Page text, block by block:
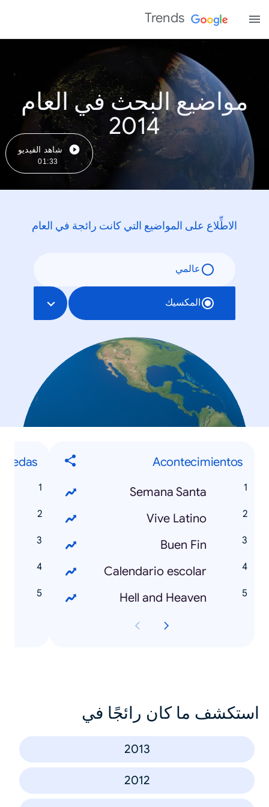
Trends
مواضيع البحث في العام
2014
شاهد الفيديو
01:33
الاطِّلاع على المواضيع التي كانت رائجة في العام
عالمي
المكسيك
Acontecimientos
Semana Santa
Vive Latino
Buen Fin
Calendario escolar
Hell and Heaven
استكشف ما كان رائجًا في
2013
2012